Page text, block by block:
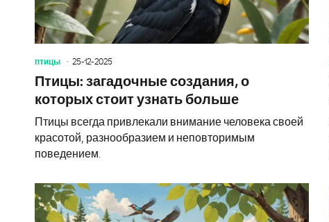
птицы 25-12-2025
Птицы: загадочные создания, о
которых стоит узнать больше
Птицы всегда привлекали внимание человека своей
красотой, разнообразием и неповторимым
поведением.